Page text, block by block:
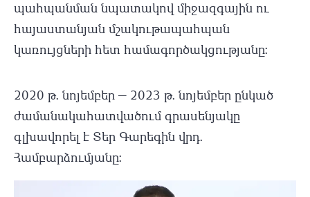
պահպանման նպատակով միջազգային ու
հայաստանյան մշակութապահպան
կառույցների հետ համագործակցությանը։
2020 թ. նոյեմբեր — 2023 թ. նոյեմբեր ընկած
ժամանակահատվածում գրասենյակը
գլխավորել է Տեր Գարեգին վրդ.
Համբարձումյանը։